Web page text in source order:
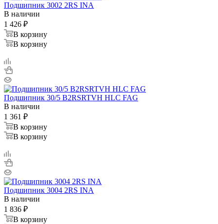
Подшипник 3002 2RS INA
В наличии
1 426 ₽
В корзину
В корзину
Подшипник 30/5 B2RSRTVH HLC FAG
В наличии
1 361 ₽
В корзину
В корзину
Подшипник 3004 2RS INA
В наличии
1 836 ₽
В корзину